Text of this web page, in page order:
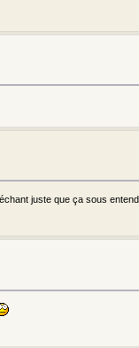
juste que ça sous